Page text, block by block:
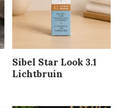
Sibel Star Look 3.1
Lichtbruin